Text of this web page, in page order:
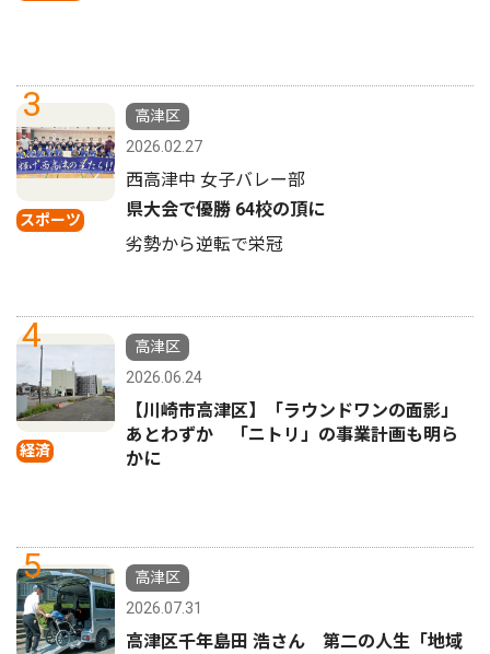
3
スポーツ
高津区
2026.02.27
西高津中 女子バレー部
県大会で優勝 64校の頂に
劣勢から逆転で栄冠
4
経済
高津区
2026.06.24
【川崎市高津区】「ラウンドワンの面影」
あとわずか 「ニトリ」の事業計画も明ら
かに
5
高津区
2026.07.31
高津区千年島田 浩さん 第二の人生「地域